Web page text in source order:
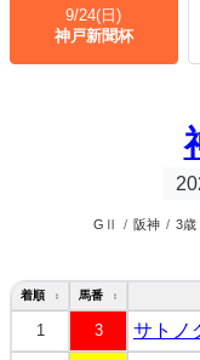
9/24(日)
神戸新聞杯
GⅡ / 阪神 / 3歳
着順 ↕ 馬番 ↕
1 3 サトノ